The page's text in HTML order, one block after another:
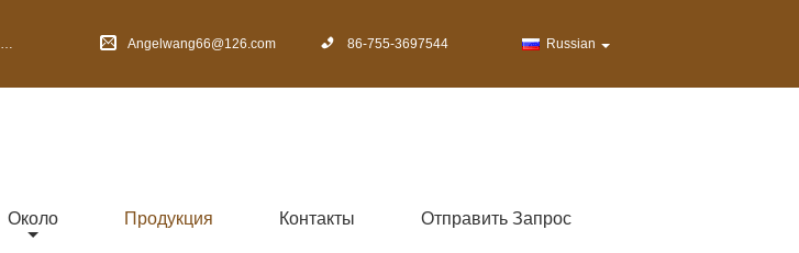
Angelwang66@126.com 86-755-3697544 Russian
Около Продукция Контакты Отправить Запрос